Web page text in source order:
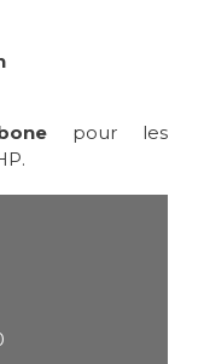
pour les